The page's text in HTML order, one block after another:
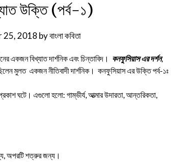
উক্তি (পর্ব-১)
25, 2018 byবাংলা কবিতা
একজন বিখ্যাত দার্শনিক এবং চিন্তাবিদ। কনফুসিয়াস এর দর্শন,
মুলত একজন নীতিবাদী দার্শনিক। কনফুসিয়াস এর উক্তি পর্ব-১ঃ
ঘটে। এগুলো হলো: গাম্ভীর্য, আত্মার উদারতা, আন্তরিকতা,
অপরটি শত্রুর জন্য।